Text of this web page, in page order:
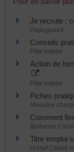
Je recrute :
Oups.gouv.fr
Conseils
Pôle emploi
Action de
Pôle emploi
Fiches
Ministère
Comment
Bpifrance
Titre emploi
Urssaf Caisse